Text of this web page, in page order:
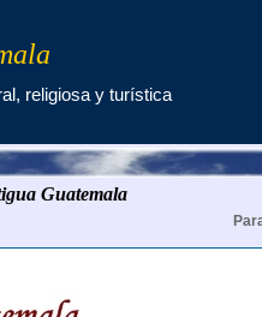
religiosa y turística
Guatemala